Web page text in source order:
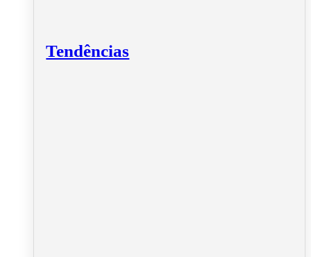
Tendências